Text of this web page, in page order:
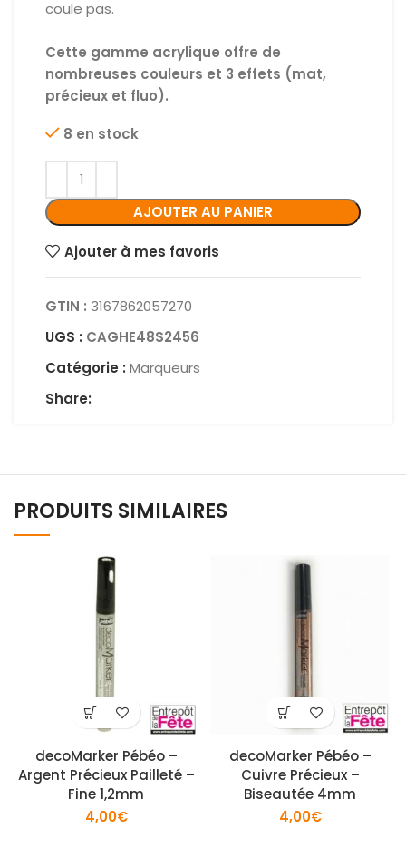
coule pas.
Cette gamme acrylique offre de
nombreuses couleurs et 3 effets (mat,
précieux et fluo).
8 en stock
AJOUTER AU PANIER
Ajouter à mes favoris
GTIN : 3167862057270
UGS : CAGHE48S2456
Catégorie : Marqueurs
Share:
PRODUITS SIMILAIRES
decoMarker Pébéo –
Argent Précieux Pailleté –
Fine 1,2mm
4,00€
decoMarker Pébéo –
Cuivre Précieux –
Biseautée 4mm
4,00€